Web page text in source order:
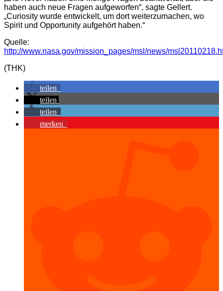
haben auch neue Fragen aufgeworfen“, sagte Gellert.
„Curiosity wurde entwickelt, um dort weiterzumachen, wo
Spirit und Opportunity aufgehört haben.“
Quelle:
http://www.nasa.gov/mission_pages/msl/news/
(THK)
teilen
teilen
teilen
merken